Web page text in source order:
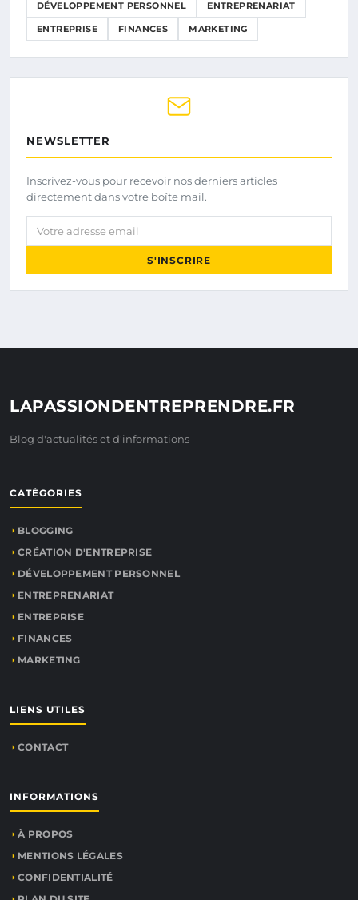
DÉVELOPPEMENT PERSONNEL ENTREPRENARIAT
ENTREPRISE FINANCES MARKETING
NEWSLETTER
Inscrivez-vous pour recevoir nos derniers articles
directement dans votre boîte mail.
Votre adresse email
S'INSCRIRE
LAPASSIONDENTREPRENDRE.FR
Blog d'actualités et d'informations
CATÉGORIES
BLOGGING
CRÉATION D'ENTREPRISE
DÉVELOPPEMENT PERSONNEL
ENTREPRENARIAT
ENTREPRISE
FINANCES
MARKETING
LIENS UTILES
CONTACT
INFORMATIONS
À PROPOS
MENTIONS LÉGALES
CONFIDENTIALITÉ